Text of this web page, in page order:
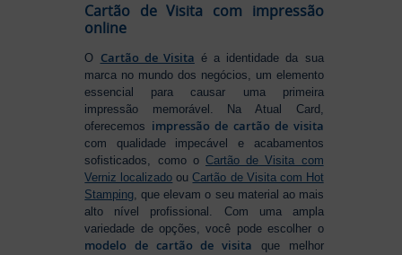
Cartão de Visita com impressão
online
O Cartão de Visita é a identidade da sua
marca no mundo dos negócios, um elemento
essencial para causar uma primeira
impressão memorável. Na Atual Card,
oferecemos impressão de cartão de visita
com qualidade impecável e acabamentos
sofisticados, como o Cartão de Visita com
Verniz localizado ouCartão de Visita com Hot
Stamping, que elevam o seu material ao mais
alto nível profissional. Com uma ampla
variedade de opções, você pode escolher o
modelo de cartão de visita que melhor